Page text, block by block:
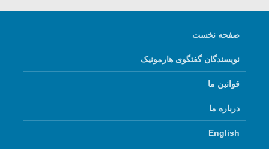
صفحه نخست
نویسندگان گفتگوی هارمونیک
قوانین ما
درباره ما
English